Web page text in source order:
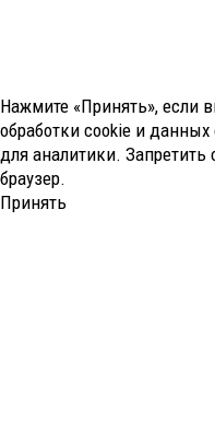
Нажмите «Принять», если
обработки cookie и
для аналитики. Запретить
браузер.
Принять